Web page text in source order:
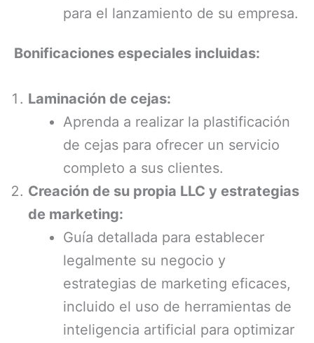
para el lanzamiento de su empresa.
Bonificaciones especiales incluidas:
Laminación de cejas:
Aprenda a realizar la plastificación
de cejas para ofrecer un servicio
completo a sus clientes.
Creación de su propia LLC y estrategias
de marketing:
Guía detallada para establecer
legalmente su negocio y
estrategias de marketing eficaces,
incluido el uso de herramientas de
inteligencia artificial para optimizar